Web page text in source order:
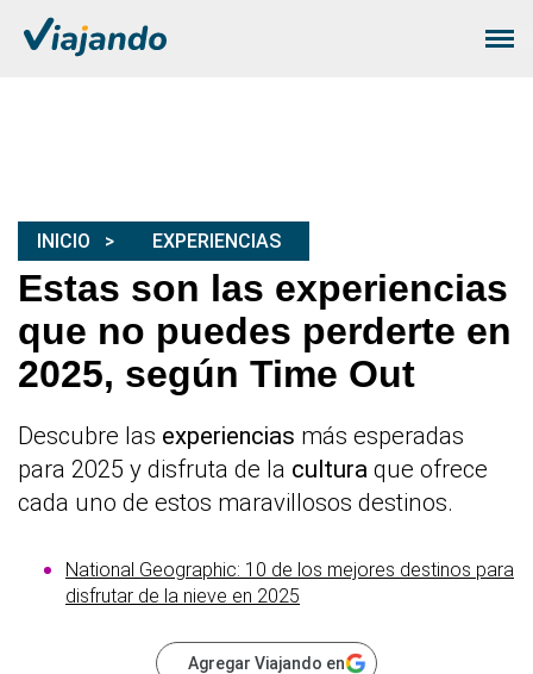
INICIO EXPERIENCIAS
Estas son las experiencias
que no puedes perderte en
2025, según Time Out
Descubre las experiencias más esperadas
para 2025 y disfruta de la cultura que ofrece
cada uno de estos maravillosos destinos.
National Geographic: 10 de los mejores destinos para
disfrutar de la nieve en 2025
Agregar Viajando en